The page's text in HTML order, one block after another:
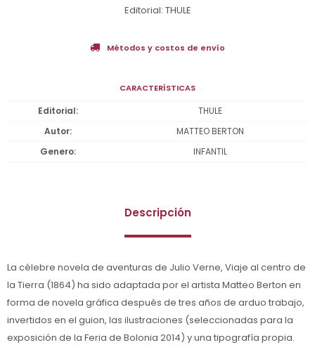
Editorial: THULE
Métodos y costos de envío
CARACTERÍSTICAS
Editorial
THULE
Autor
MATTEO BERTON
Genero
INFANTIL
Descripción
La célebre novela de aventuras de Julio Verne, Viaje al centro de
la Tierra (1864) ha sido adaptada por el artista Matteo Berton en
forma de novela gráfica después de tres años de arduo trabajo,
invertidos en el guion, las ilustraciones (seleccionadas para la
exposición de la Feria de Bolonia 2014) y una tipografía propia.